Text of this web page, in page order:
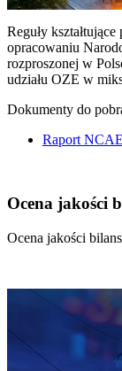
Reguły
opracowaniu
rozproszonej w
udziału OZE w
Dokumenty do
Raport
Ocena jakości
Ocena jakości